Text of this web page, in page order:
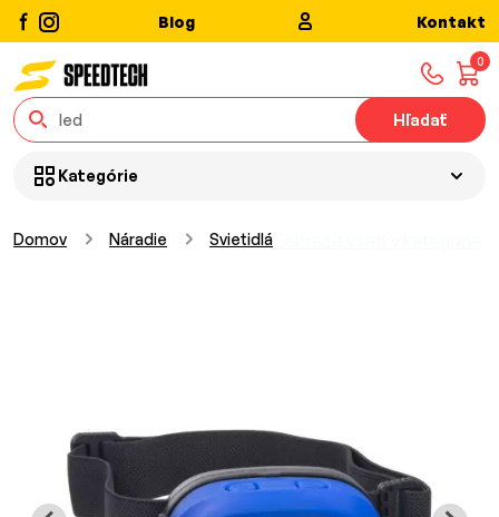
Blog Kontakt
0
Hľadať
Kategórie
Domov Náradie Svietidlá